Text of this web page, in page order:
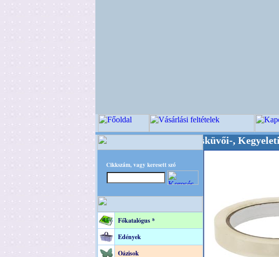
Cikkszám, vagy keresett szó
Főkatalógus *
Edények
Oázisok
Minőségi Virágkötészeti-, Esküvői-, Kegyeleti-